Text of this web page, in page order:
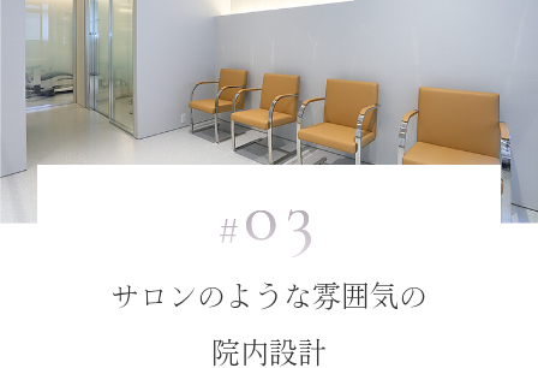
#03
サロンのような雰囲気の
院内設計